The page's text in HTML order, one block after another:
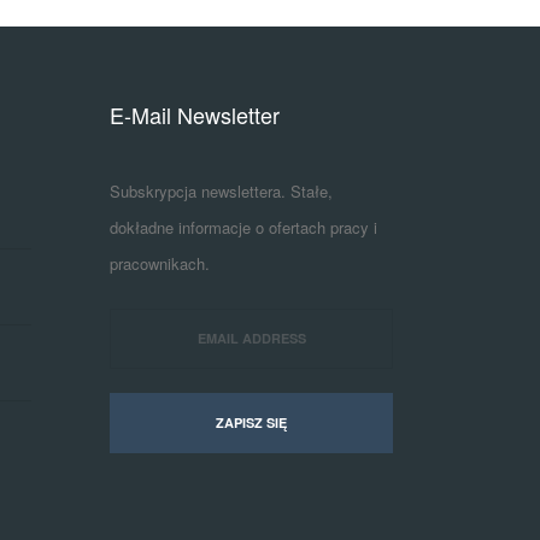
E-Mail Newsletter
Subskrypcja newslettera. Stałe,
dokładne informacje o ofertach pracy i
pracownikach.
ZAPISZ SIĘ